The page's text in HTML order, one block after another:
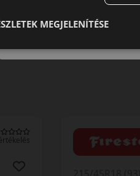
MEGJELENÍTÉSE